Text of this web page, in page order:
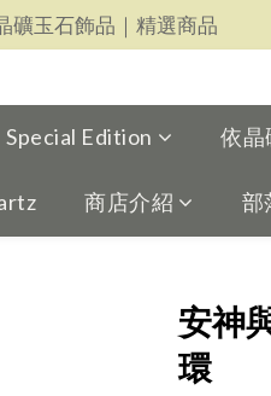
礦玉石飾品｜精選商品
礦玉石飾品｜精選商品
礦玉石飾品｜精選商品
Edition 依晶
商店介紹 部
安神
環